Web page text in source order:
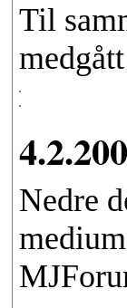
Til
Nedre